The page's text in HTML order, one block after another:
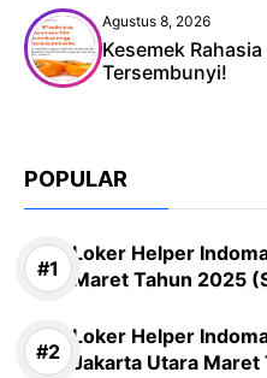
Agustus 8, 2026
Kesemek
Tersembunyi!
POPULAR
Loker Helper
Maret Tahun 2025
Loker Helper
Jakarta Utara